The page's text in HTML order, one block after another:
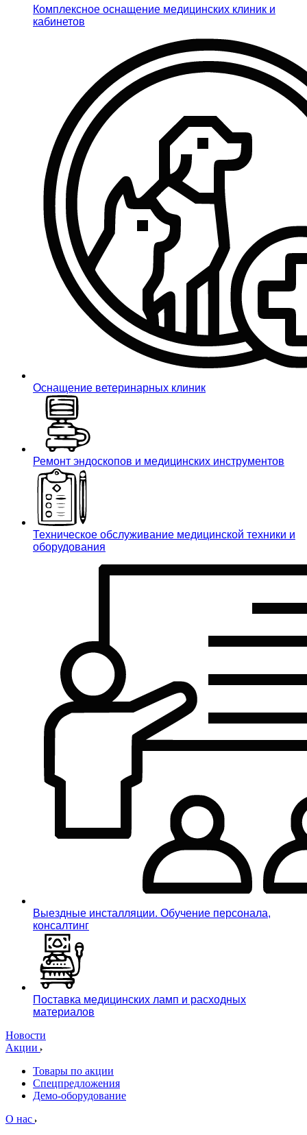
Комплексное оснащение медицинских клиник и
кабинетов
Оснащение ветеринарных клиник
Ремонт эндоскопов и медицинских инструментов
Техническое обслуживание медицинской техники и
оборудования
Выездные инсталляции. Обучение персонала,
консалтинг
Поставка медицинских ламп и расходных
материалов
Новости
Акции
Товары по акции
Спецпредложения
Демо-оборудование
О нас